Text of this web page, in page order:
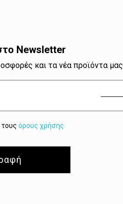
Newsletter
και τα νέα προϊόντα μας
όρους χρήσης